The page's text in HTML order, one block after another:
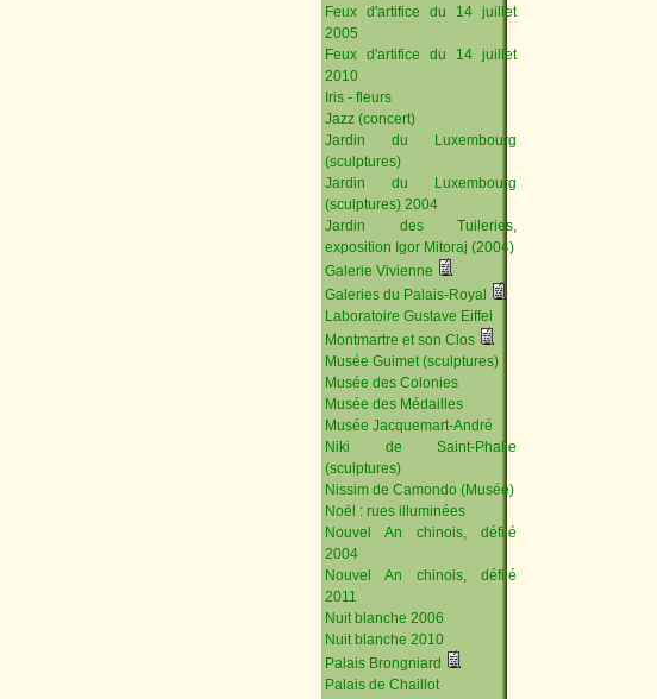
Feux d'artifice du 14 juillet
2005
Feux d'artifice du 14 juillet
2010
Iris - fleurs
Jazz (concert)
Jardin du Luxembourg
(sculptures)
Jardin du Luxembourg
(sculptures) 2004
Jardin des Tuileries,
exposition Igor Mitoraj (2004)
Galerie Vivienne
Galeries du Palais-Royal
Laboratoire Gustave Eiffel
Montmartre et son Clos
Musée Guimet (sculptures)
Musée des Colonies
Musée des Médailles
Musée Jacquemart-André
Niki de Saint-Phalle
(sculptures)
Nissim de Camondo (Musée)
Noël : rues illuminées
Nouvel An chinois, défilé
2004
Nouvel An chinois, défilé
2011
Nuit blanche 2006
Nuit blanche 2010
Palais Brongniard
Palais de Chaillot